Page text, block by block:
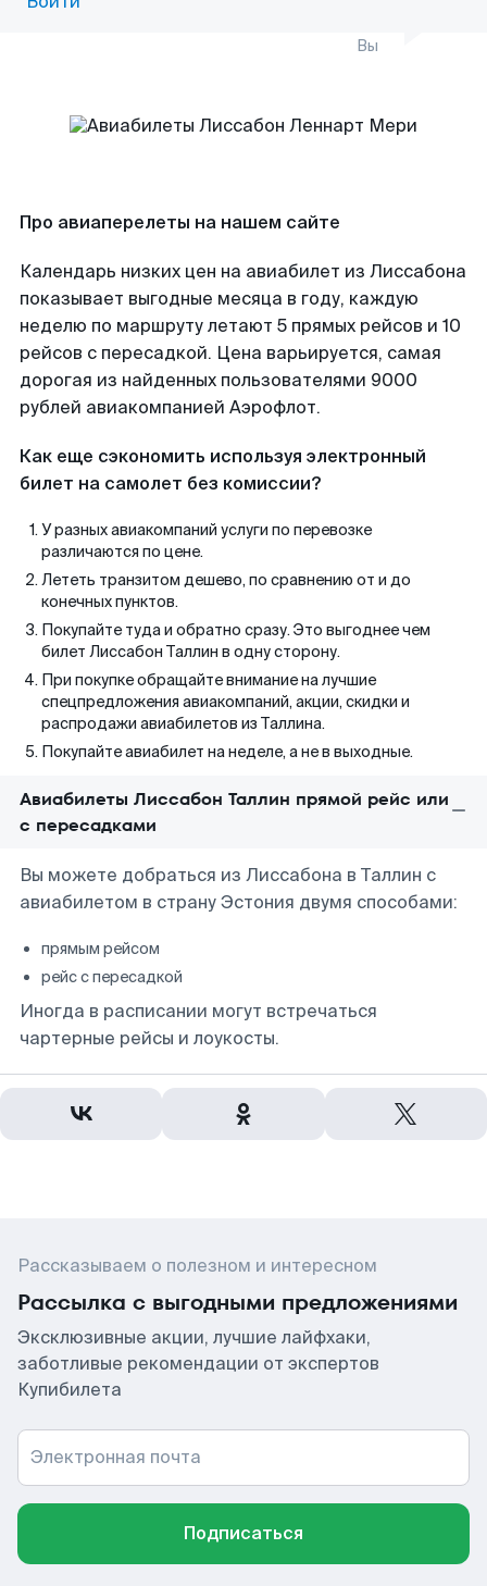
Вы
Про авиаперелеты на нашем сайте
Календарь низких цен на авиабилет из Лиссабона
показывает выгодные месяца в году, каждую
неделю по маршруту летают 5 прямых рейсов и 10
рейсов с пересадкой. Цена варьируется, самая
дорогая из найденных пользователями 9000
рублей авиакомпанией Аэрофлот.
Как еще сэкономить используя электронный
билет на самолет без комиссии?
У разных авиакомпаний услуги по перевозке
различаются по цене.
Лететь транзитом дешево, по сравнению от и до
конечных пунктов.
Покупайте туда и обратно сразу. Это выгоднее чем
билет Лиссабон Таллин в одну сторону.
При покупке обращайте внимание на лучшие
спецпредложения авиакомпаний, акции, скидки и
распродажи авиабилетов из Таллина.
Покупайте авиабилет на неделе, а не в выходные.
Авиабилеты Лиссабон Таллин прямой рейс или
с пересадками
Вы можете добраться из Лиссабона в Таллин с
авиабилетом в страну Эстония двумя способами:
прямым рейсом
рейс с пересадкой
Иногда в расписании могут встречаться
чартерные рейсы и лоукосты.
Рассказываем о полезном и интересном
Рассылка с выгодными предложениями
Эксклюзивные акции, лучшие лайфхаки,
заботливые рекомендации от экспертов
Купибилета
Электронная почта
Подписаться